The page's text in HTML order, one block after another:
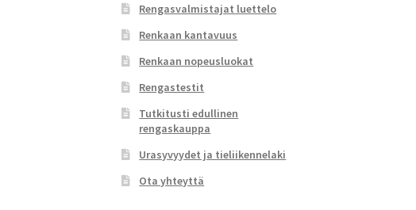
Rengasvalmistajat luettelo
Renkaan kantavuus
Renkaan nopeusluokat
Rengastestit
Tutkitusti edullinen
rengaskauppa
Urasyvyydet ja tieliikennelaki
Ota yhteyttä